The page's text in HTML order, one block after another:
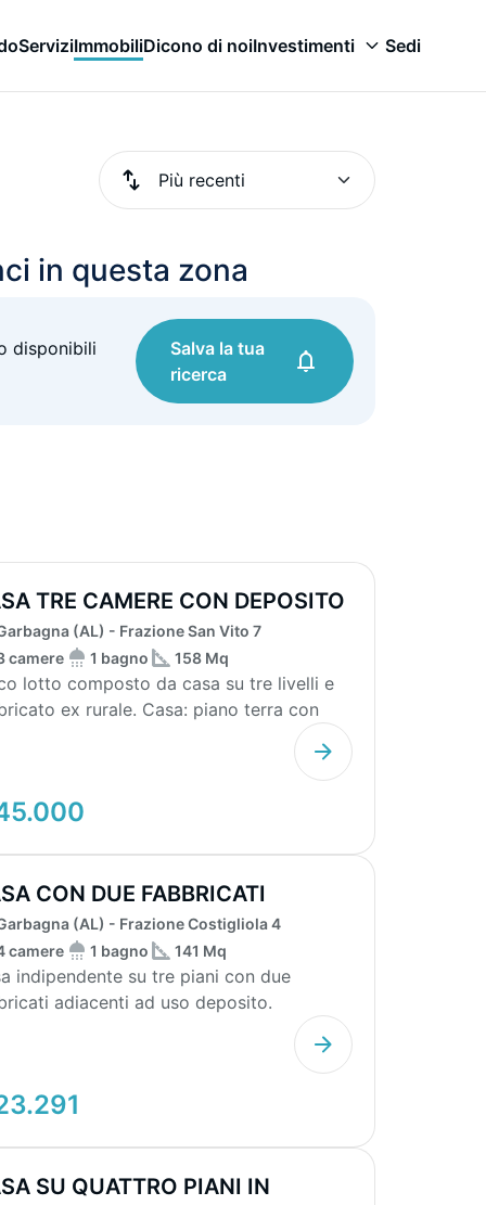
ServiziImmobiliDicono di noiInvestimenti Sedi
in questa zona
disponibili
Salva la tua
ricerca
TRE CAMERE CON DEPOSITO
(AL) - Frazione San Vito 7
camere
1 bagno 158 Mq
lotto composto da casa su tre livelli e
ex rurale. Casa: piano terra con
CON DUE FABBRICATI
(AL) - Frazione Costigliola 4
camere
1 bagno 141 Mq
indipendente su tre piani con due
adiacenti ad uso deposito.
SU QUATTRO PIANI IN